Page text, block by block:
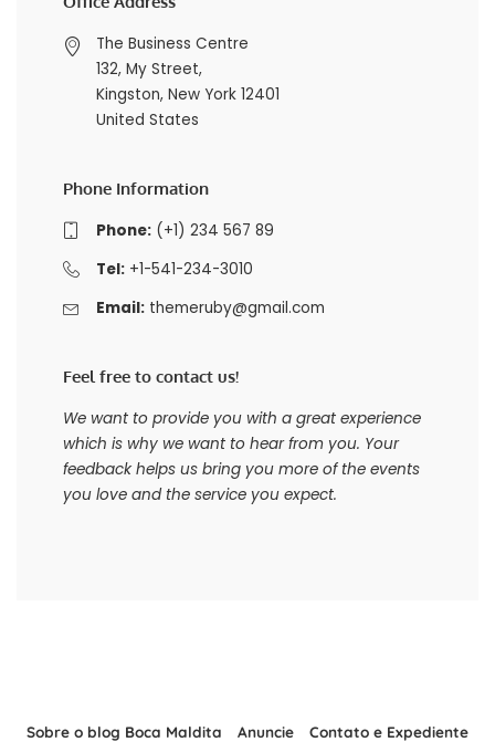
The Business Centre
132, My Street,
Kingston, New York 12401
United States
Phone Information
Phone:(+1) 234 567 89
Tel:+1-541-234-3010
Email: themeruby@gmail.com
Feel free to contact us!
We want to provide you with a great experience
which is why we want to hear from you. Your
feedback helps us bring you more of the events
you love and the service you expect.
Sobre o blog Boca Maldita Anuncie Contato e Expediente